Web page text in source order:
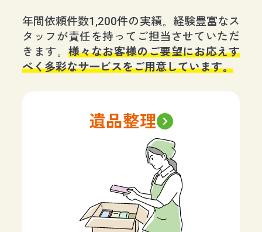
年間依頼件数1,200件の実績。経験豊富なス
タッフが責任を持ってご担当させていただ
きます。 様々なお客様のご要望にお応えす
べく多彩なサービスをご用意しています。
遺品整理